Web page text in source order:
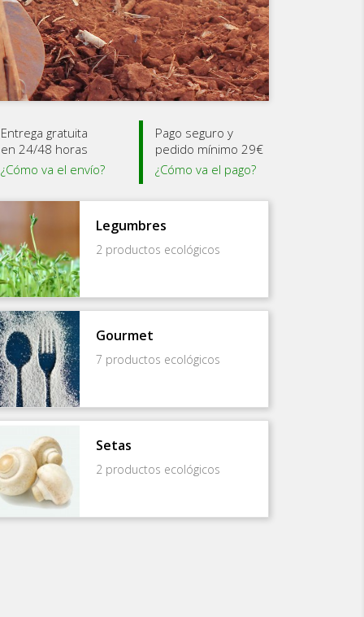
Entrega gratuita
en 24/48 horas
¿Cómo va el envío?
Pago seguro y
pedido mínimo 29€
¿Cómo va el pago?
Legumbres
2 productos ecológicos
Gourmet
7 productos ecológicos
Setas
2 productos ecológicos